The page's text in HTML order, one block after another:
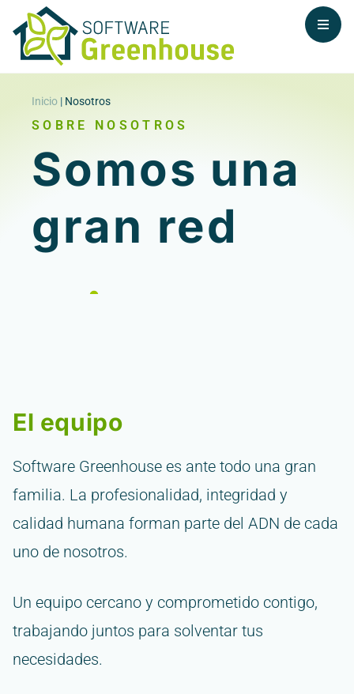
Inicio | Nosotros
SOBRE NOSOTROS
Somos una
gran red
El equipo
Software Greenhouse es ante todo una gran
familia. La profesionalidad, integridad y
calidad humana forman parte del ADN de cada
uno de nosotros.
Un equipo cercano y comprometido contigo,
trabajando juntos para solventar tus
necesidades.